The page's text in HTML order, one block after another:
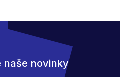
naše novinky